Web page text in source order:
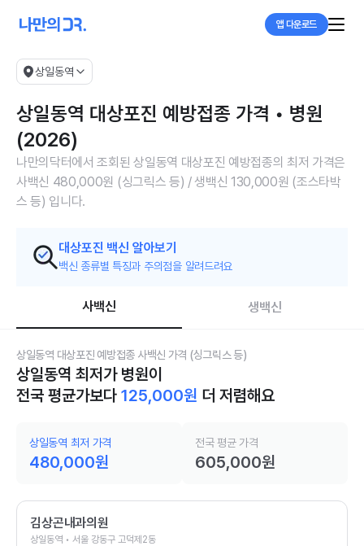
앱 다운로드
상일동역
상일동역 대상포진 예방접종 가격 • 병원
(2026)
나만의닥터에서 조회된 상일동역 대상포진 예방접종의 최저 가격은
사백신 480,000원 (싱그릭스 등) / 생백신 130,000원 (조스타박
스 등) 입니다.
대상포진 백신 알아보기
백신 종류별 특징과 주의점을 알려드려요
사백신 생백신
상일동역 대상포진 예방접종 사백신 가격 (싱그릭스 등)
상일동역 최저가 병원이
전국 평균가보다 125,000원 더 저렴해요
상일동역 최저 가격
480,000원
전국 평균 가격
605,000원
김상곤내과의원
상일동역 • 서울 강동구 고덕제2동